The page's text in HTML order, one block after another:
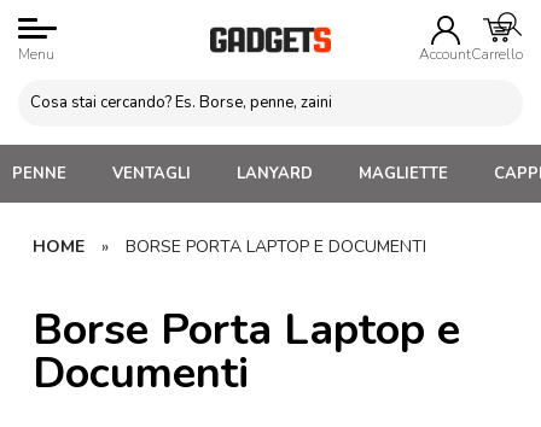
Menu AccountCarrello
PENNE VENTAGLI LANYARD MAGLIETTE
HOME » BORSE PORTA LAPTOP E DOCUMENTI
Borse Porta Laptop e
Documenti